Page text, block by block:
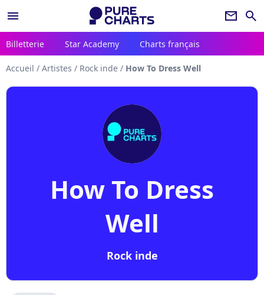
menu newsletter search
Billetterie Star Academy Charts français
Accueil / Artistes / Rock inde / How To Dress Well
How To Dress
Well
Rock inde